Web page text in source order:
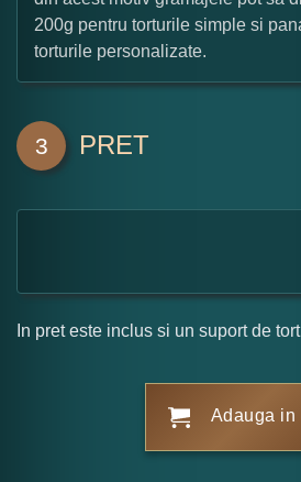
200g pentru torturile simple si
torturile personalizate.
3 PRET
In pret este inclus si un suport de
Adauga in